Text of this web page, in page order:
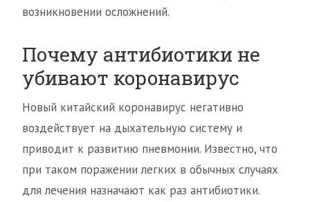
возникновении осложнений.
Почему антибиотики не
убивают коронавирус
Новый китайский коронавирус негативно
воздействует на дыхательную систему и
приводит к развитию пневмонии. Известно, что
при таком поражении легких в обычных случаях
для лечения назначают как раз антибиотики.